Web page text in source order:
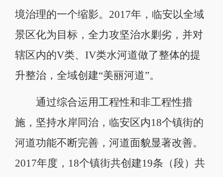
境治理的一个缩影。2017年，临安以全域
景区化为目标，全力攻坚治水剿劣，并对
辖区内的V类、IV类水河道做了整体的提
升整治，全域创建“美丽河道”。
通过综合运用工程性和非工程性措
施，坚持水岸同治，临安区内18个镇街的
河道功能不断完善，河道面貌显著改善。
2017年度，18个镇街共创建19条（段）共